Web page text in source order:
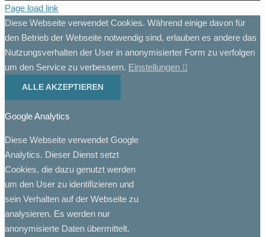
Page load link
Diese Webseite verwendet Cookies. Während einige davon für
den Betrieb der Webseite notwendig sind, erlauben es andere das
Nutzungsverhalten der User in anonymisierter Form zu verfolgen
um den Service zu verbessern. Einstellungen
ALLE AKZEPTIEREN
Google Analytics
Diese Webseite verwendet Google
Analytics. Dieser Dienst setzt
Cookies, die dazu genutzt werden
um den User zu identifizieren und
sein Verhalten auf der Webseite zu
analysieren. Es werden nur
anonymisierte Daten übermittelt.